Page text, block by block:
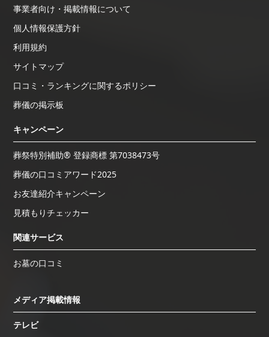
事業者向け・掲載情報について
個人情報保護方針
利用規約
サイトマップ
口コミ・ランキングに関するポリシー
葬儀の掲示板
キャンペーン
葬祭特別補助® 登録商標 第7038473号
葬儀の口コミアワード2025
お友達紹介キャンペーン
見積もりチェッカー
関連サービス
お墓の口コミ
メディア掲載情報
テレビ